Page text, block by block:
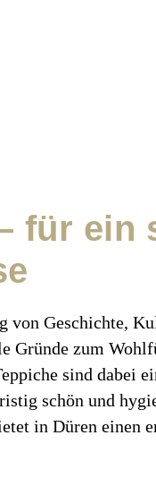
für ein
von Geschichte,
Gründe zum
sind dabei
schön und
in Düren einen